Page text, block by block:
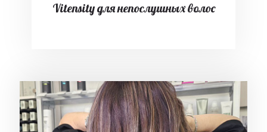
Vitensity для непослушных волос